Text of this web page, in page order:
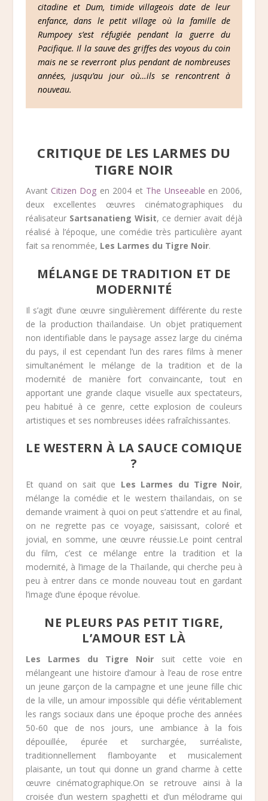
citadine et Dum, timide villageois date de leur
enfance, dans le petit village où la famille de
Rumpoey s’est réfugiée pendant la guerre du
Pacifique. Il la sauve des griffes des voyous du coin
mais ne se reverront plus pendant de nombreuses
années, jusqu’au jour où…ils se rencontrent à
nouveau.
CRITIQUE DE LES LARMES DU
TIGRE NOIR
Avant Citizen Dog en 2004 et The Unseeable en 2006,
deux excellentes œuvres cinématographiques du
réalisateur Sartsanatieng Wisit, ce dernier avait déjà
réalisé à l’époque, une comédie très particulière ayant
fait sa renommée, Les Larmes du Tigre Noir.
MÉLANGE DE TRADITION ET DE
MODERNITÉ
Il s’agit d’une œuvre singulièrement différente du reste
de la production thaïlandaise. Un objet pratiquement
non identifiable dans le paysage assez large du cinéma
du pays, il est cependant l’un des rares films à mener
simultanément le mélange de la tradition et de la
modernité de manière fort convaincante, tout en
apportant une grande claque visuelle aux spectateurs,
peu habitué à ce genre, cette explosion de couleurs
artistiques et ses nombreuses idées rafraîchissantes.
LE WESTERN À LA SAUCE COMIQUE
?
Et quand on sait que Les Larmes du Tigre Noir,
mélange la comédie et le western thaïlandais, on se
demande vraiment à quoi on peut s’attendre et au final,
on ne regrette pas ce voyage, saisissant, coloré et
jovial, en somme, une œuvre réussie.Le point central
du film, c’est ce mélange entre la tradition et la
modernité, à l’image de la Thaïlande, qui cherche peu à
peu à entrer dans ce monde nouveau tout en gardant
l’image d’une époque révolue.
NE PLEURS PAS PETIT TIGRE,
L’AMOUR EST LÀ
Les Larmes du Tigre Noir suit cette voie en
mélangeant une histoire d’amour à l’eau de rose entre
un jeune garçon de la campagne et une jeune fille chic
de la ville, un amour impossible qui défie véritablement
les rangs sociaux dans une époque proche des années
50-60 que de nos jours, une ambiance à la fois
dépouillée, épurée et surchargée, surréaliste,
traditionnellement flamboyante et musicalement
plaisante, un tout qui donne un grand charme à cette
œuvre cinématographique.On se retrouve ainsi à la
croisée d’un western spaghetti et d’un mélodrame qui